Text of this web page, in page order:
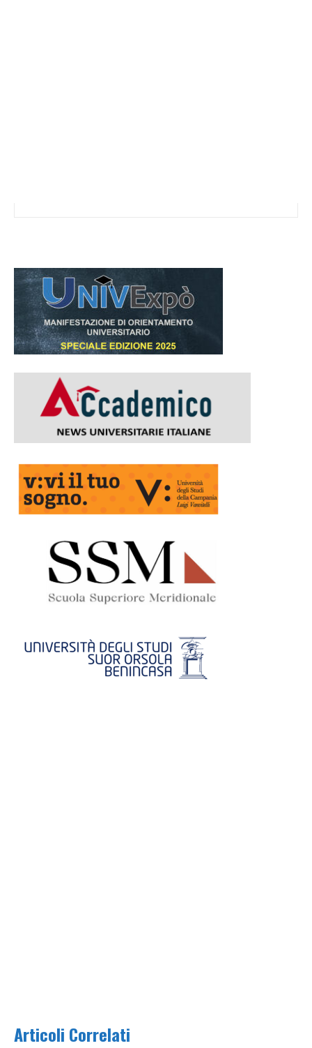
Articoli Correlati